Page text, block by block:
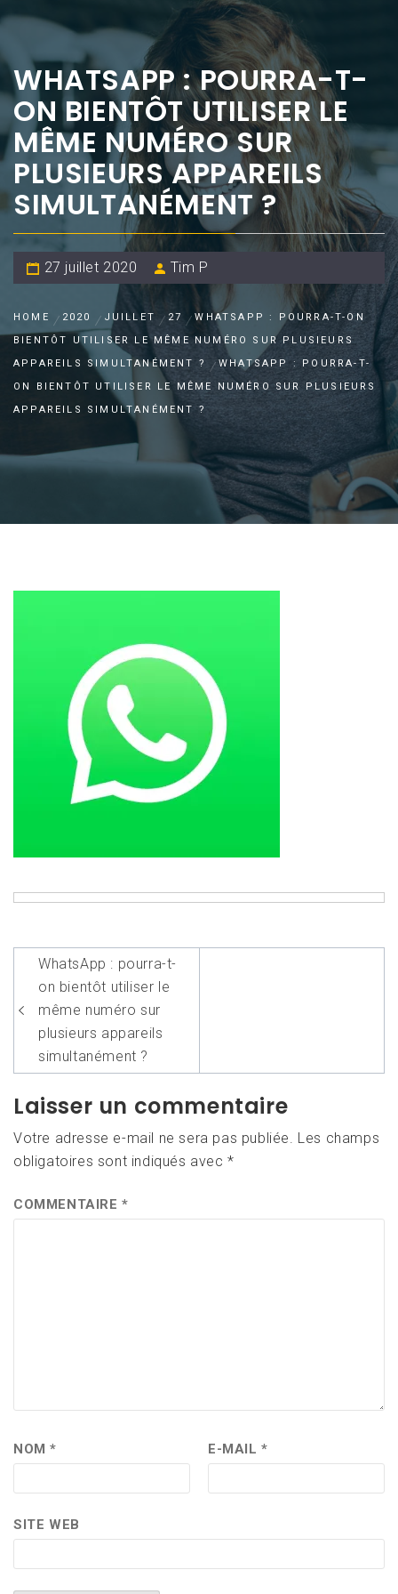
WHATSAPP : POURRA-T-
ON BIENTÔT UTILISER LE
MÊME NUMÉRO SUR
PLUSIEURS APPAREILS
SIMULTANÉMENT ?
27 juillet 2020 Tim P
HOME 2020 JUILLET 27
WHATSAPP : POURRA-T-ON
BIENTÔT UTILISER LE MÊME NUMÉRO SUR PLUSIEURS
APPAREILS SIMULTANÉMENT ?
WHATSAPP : POURRA-T-
ON BIENTÔT UTILISER LE MÊME NUMÉRO SUR PLUSIEURS
APPAREILS SIMULTANÉMENT ?
Navigation
de
l’article
WhatsApp : pourra-t-
on bientôt utiliser le
même numéro sur
plusieurs appareils
simultanément ?
Laisser un commentaire
Votre adresse e-mail ne sera pas publiée. Les champs
obligatoires sont indiqués avec*
COMMENTAIRE*
NOM* E-MAIL*
SITE WEB